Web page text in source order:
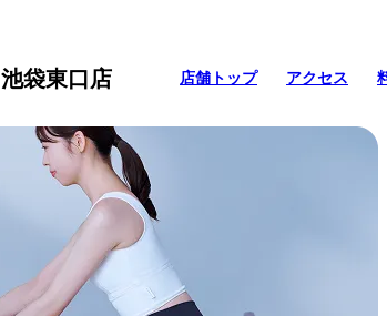
池袋東口店 店舗トップ アクセス